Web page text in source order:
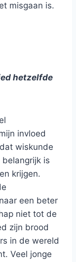
misgaan is.
hetzelfde
invloed
wiskunde
is
krijgen.
een beter
niet tot de
zijn brood
in de wereld
Veel jonge